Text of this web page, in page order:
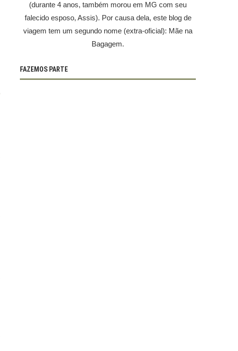
(durante 4 anos, também morou em MG com seu
falecido esposo, Assis). Por causa dela, este blog de
viagem tem um segundo nome (extra-oficial): Mãe na
Bagagem.
FAZEMOS PARTE